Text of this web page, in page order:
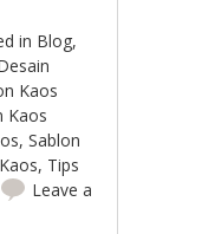
in Blog,
Kaos
Kaos
,Sablon
, Tips
Leave a